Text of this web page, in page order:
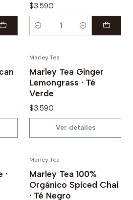
$3.590
Cantidad
Marley Tea
Marley Tea Ginger
Lemongrass · Té
Verde
$3.590
Ver detalles
·
Marley Tea
Marley Tea 100%
Orgánico Spiced Chai
· Té Negro